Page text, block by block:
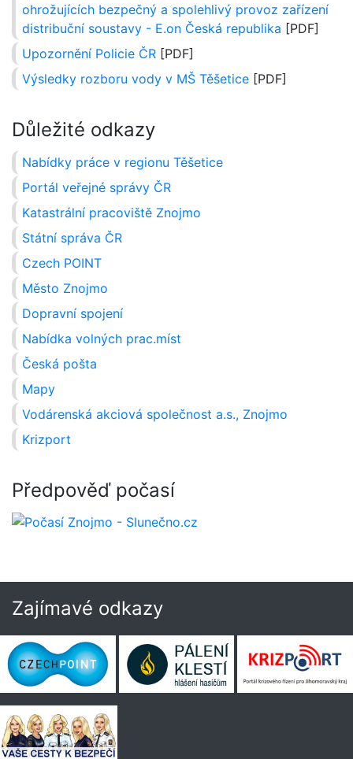
ohrožujících bezpečný a spolehlivý provoz zařízení
distribuční soustavy - E.on Česká republika [PDF]
Upozornění Policie ČR[PDF]
Výsledky rozboru vody v MŠ Těšetice[PDF]
Důležité odkazy
Nabídky práce v regionu Těšetice
Portál veřejné správy ČR
Katastrální pracoviště Znojmo
Státní správa ČR
Czech POINT
Město Znojmo
Dopravní spojení
Nabídka volných prac.míst
Česká pošta
Mapy
Vodárenská akciová společnost a.s., Znojmo
Krizport
Předpověď počasí
Zajímavé odkazy